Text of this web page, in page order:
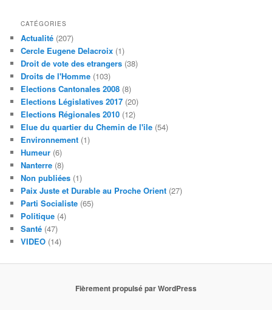
CATÉGORIES
Actualité (207)
Cercle Eugene Delacroix (1)
Droit de vote des etrangers (38)
Droits de l'Homme (103)
Elections Cantonales 2008 (8)
Elections Législatives 2017 (20)
Elections Régionales 2010 (12)
Elue du quartier du Chemin de l'ile (54)
Environnement (1)
Humeur (6)
Nanterre (8)
Non publiées (1)
Paix Juste et Durable au Proche Orient (27)
Parti Socialiste (65)
Politique (4)
Santé (47)
VIDEO (14)
Fièrement propulsé par WordPress